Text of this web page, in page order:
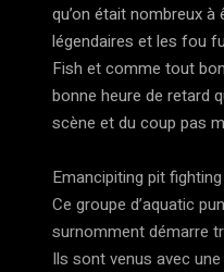
qu’on était nombreux
légendaires et les fou
Fish et comme tout
bonne heure de retard
scène et du coup pas
Emancipiting pit
Ce groupe d’aquatic
surnomment démarre
Ils sont venus avec